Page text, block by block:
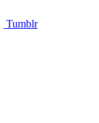
Tumblr